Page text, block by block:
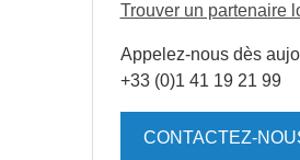
Trouver un partenaire
Appelez-nous dès
+33 (0)1 41 19 21 99
CONTACTEZ-